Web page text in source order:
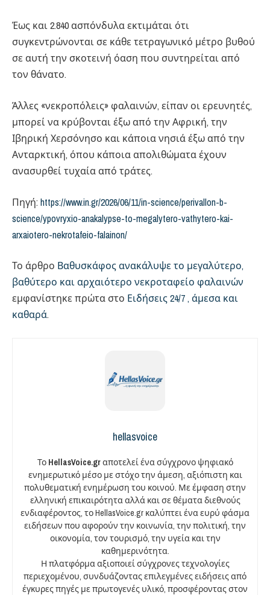
Έως και 2.840 ασπόνδυλα εκτιμάται ότι
συγκεντρώνονται σε κάθε τετραγωνικό μέτρο βυθού
σε αυτή την σκοτεινή όαση που συντηρείται από
τον θάνατο.
Άλλες «νεκροπόλεις» φαλαινών, είπαν οι ερευνητές,
μπορεί να κρύβονται έξω από την Αφρική, την
Ιβηρική Χερσόνησο και κάποια νησιά έξω από την
Ανταρκτική, όπου κάποια απολιθώματα έχουν
ανασυρθεί τυχαία από τράτες.
Πηγή: https://www.in.gr/2026/06/11/in-science/perivallon-b-
science/ypovryxio-anakalypse-to-megalytero-vathytero-kai-
arxaiotero-nekrotafeio-falainon/
Το άρθρο Βαθυσκάφος ανακάλυψε το μεγαλύτερο,
βαθύτερο και αρχαιότερο νεκροταφείο φαλαινών
εμφανίστηκε πρώτα στο Ειδήσεις 24/7 , άμεσα και
καθαρά.
hellasvoice
Το HellasVoice.grαποτελεί ένα σύγχρονο ψηφιακό
ενημερωτικό μέσο με στόχο την άμεση, αξιόπιστη και
πολυθεματική ενημέρωση του κοινού. Με έμφαση στην
ελληνική επικαιρότητα αλλά και σε θέματα διεθνούς
ενδιαφέροντος, το HellasVoice.gr καλύπτει ένα ευρύ φάσμα
ειδήσεων που αφορούν την κοινωνία, την πολιτική, την
οικονομία, τον τουρισμό, την υγεία και την
καθημερινότητα.
Η πλατφόρμα αξιοποιεί σύγχρονες τεχνολογίες
περιεχομένου, συνδυάζοντας επιλεγμένες ειδήσεις από
έγκυρες πηγές με πρωτογενές υλικό, προσφέροντας στον